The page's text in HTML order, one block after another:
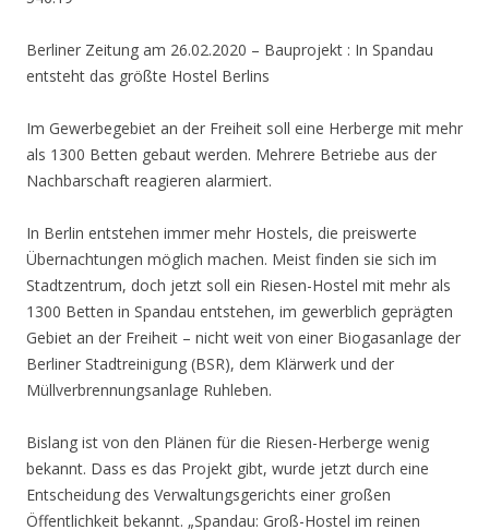
Berliner Zeitung am 26.02.2020 – Bauprojekt : In Spandau
entsteht das größte Hostel Berlins
Im Gewerbegebiet an der Freiheit soll eine Herberge mit mehr
als 1300 Betten gebaut werden. Mehrere Betriebe aus der
Nachbarschaft reagieren alarmiert.
In Berlin entstehen immer mehr Hostels, die preiswerte
Übernachtungen möglich machen. Meist finden sie sich im
Stadtzentrum, doch jetzt soll ein Riesen-Hostel mit mehr als
1300 Betten in Spandau entstehen, im gewerblich geprägten
Gebiet an der Freiheit – nicht weit von einer Biogasanlage der
Berliner Stadtreinigung (BSR), dem Klärwerk und der
Müllverbrennungsanlage Ruhleben.
Bislang ist von den Plänen für die Riesen-Herberge wenig
bekannt. Dass es das Projekt gibt, wurde jetzt durch eine
Entscheidung des Verwaltungsgerichts einer großen
Öffentlichkeit bekannt. „Spandau: Groß-Hostel im reinen